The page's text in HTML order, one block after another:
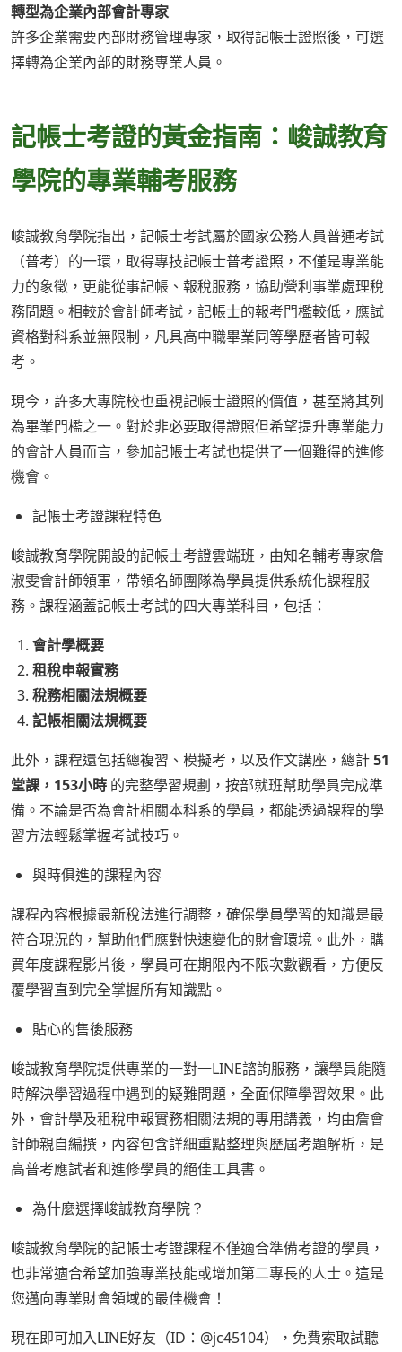
轉型為企業內部會計專家
許多企業需要內部財務管理專家，取得記帳士證照後，可選
擇轉為企業內部的財務專業人員。
記帳士考證的黃金指南：峻誠教育
學院的專業輔考服務
峻誠教育學院指出，記帳士考試屬於國家公務人員普通考試
（普考）的一環，取得專技記帳士普考證照，不僅是專業能
力的象徵，更能從事記帳、報稅服務，協助營利事業處理稅
務問題。相較於會計師考試，記帳士的報考門檻較低，應試
資格對科系並無限制，凡具高中職畢業同等學歷者皆可報
考。
現今，許多大專院校也重視記帳士證照的價值，甚至將其列
為畢業門檻之一。對於非必要取得證照但希望提升專業能力
的會計人員而言，參加記帳士考試也提供了一個難得的進修
機會。
記帳士考證課程特色
峻誠教育學院開設的記帳士考證雲端班，由知名輔考專家詹
淑雯會計師領軍，帶領名師團隊為學員提供系統化課程服
務。課程涵蓋記帳士考試的四大專業科目，包括：
會計學概要
租稅申報實務
稅務相關法規概要
記帳相關法規概要
此外，課程還包括總複習、模擬考，以及作文講座，總計51
堂課，153小時 的完整學習規劃，按部就班幫助學員完成準
備。不論是否為會計相關本科系的學員，都能透過課程的學
習方法輕鬆掌握考試技巧。
與時俱進的課程內容
課程內容根據最新稅法進行調整，確保學員學習的知識是最
符合現況的，幫助他們應對快速變化的財會環境。此外，購
買年度課程影片後，學員可在期限內不限次數觀看，方便反
覆學習直到完全掌握所有知識點。
貼心的售後服務
峻誠教育學院提供專業的一對一LINE諮詢服務，讓學員能隨
時解決學習過程中遇到的疑難問題，全面保障學習效果。此
外，會計學及租稅申報實務相關法規的專用講義，均由詹會
計師親自編撰，內容包含詳細重點整理與歷屆考題解析，是
高普考應試者和進修學員的絕佳工具書。
為什麼選擇峻誠教育學院？
峻誠教育學院的記帳士考證課程不僅適合準備考證的學員，
也非常適合希望加強專業技能或增加第二專長的人士。這是
您邁向專業財會領域的最佳機會！
現在即可加入LINE好友（ID：@jc45104），免費索取試聽